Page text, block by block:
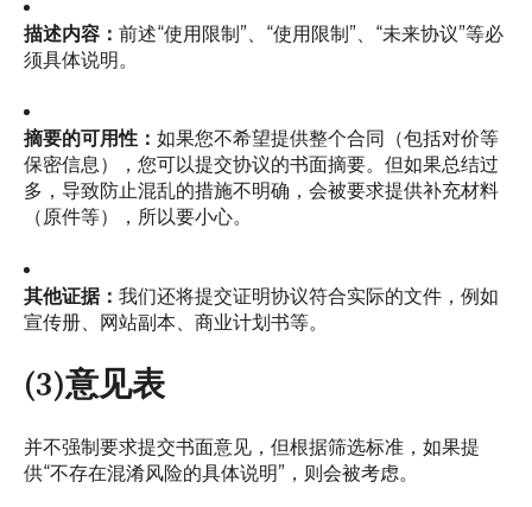
描述内容： 前述“使用限制”、“使用限制”、“未来协议”等必
须具体说明。
摘要的可用性： 如果您不希望提供整个合同（包括对价等
保密信息），您可以提交协议的书面摘要。但如果总结过
多，导致防止混乱的措施不明确，会被要求提供补充材料
（原件等），所以要小心。
其他证据： 我们还将提交证明协议符合实际的文件，例如
宣传册、网站副本、商业计划书等。
(3)意见表
并不强制要求提交书面意见，但根据筛选标准，如果提
供“不存在混淆风险的具体说明”，则会被考虑。